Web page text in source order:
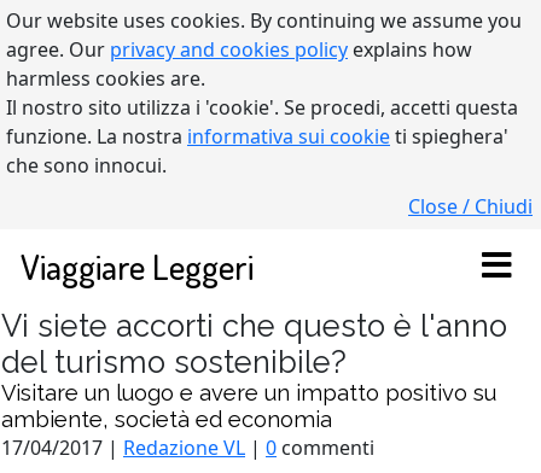
Our website uses cookies. By continuing we assume you
agree. Our privacy and cookies policy explains how
harmless cookies are.
Il nostro sito utilizza i 'cookie'. Se procedi, accetti questa
funzione. La nostra informativa sui cookieti spieghera'
che sono innocui.
Close / Chiudi
Viaggiare Leggeri
Vi siete accorti che questo è l'anno
del turismo sostenibile?
Visitare un luogo e avere un impatto positivo su
ambiente, società ed economia
17/04/2017 | Redazione VL | 0 commenti